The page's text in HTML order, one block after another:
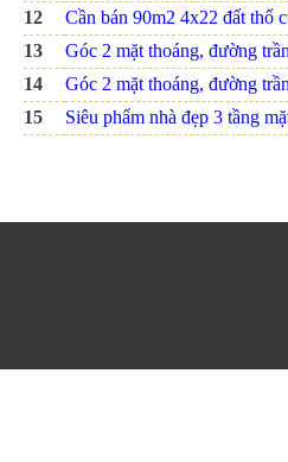
12
Cần bán 90m2 4x22 đất thổ
13
Góc 2 mặt thoáng, đường
14
Góc 2 mặt thoáng, đường
15
Siêu phẩm nhà đẹp 3 tầng